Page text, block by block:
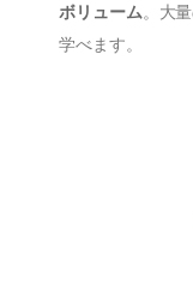
ボリューム。大
学べます。